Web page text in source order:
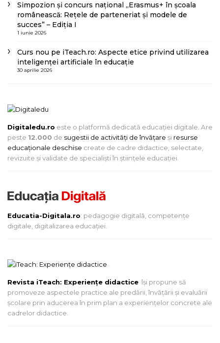
Simpozion și concurs național „Erasmus+ în școala
românească: Rețele de parteneriat și modele de
succes” – Ediția I
1 iunie 2026
Curs nou pe iTeach.ro: Aspecte etice privind utilizarea
inteligenței artificiale în educație
30 aprilie 2026
Digitaledu.ro este o platformă dedicată educației digitale. Are
peste 12.000 de sugestii de activități de învățare și resurse
educaționale deschise create de cadre didactice, selectate,
revizuite și validate de specialiști în științele educației.
Educatia-Digitala.ro: pedagogie digitală, competențe
digitale, digitalizarea educației.
Revista iTeach: Experienţe didactice îşi propune să
promoveze aspectele practice ale predării, învăţării şi evaluării
şcolare prin aducerea în prim plan a experienţelor concrete ale
cadrelor didactice.